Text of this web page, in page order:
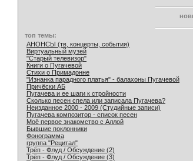
топ темы:
АНОНСЫ (тв, концерты, события)
Виртуальный музей
"Старый телевизор"
Книги о Пугачевой
Стихи о Примадонне
"Изнанка парадного платья" - балахоны Пугачевой
Причёски АБ
Пугачева и ее шаги к стройности
Сколько песен спела или записала Пугачева?
Неизданное 2000 - 2009 (Студийные записи)
Пугачева композитор - список песен
Моё первое знакомство с Аллой
Бывшие поклонники
Фонограмма
группа "Рецитал"
Трёп - Флуд / Обсуждение (2)
Трёп - Флуд / Обсуждение (3)